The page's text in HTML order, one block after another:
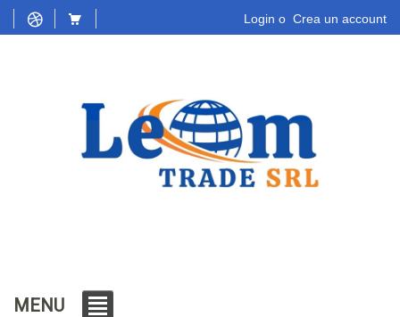
Login o Crea un account
MENU